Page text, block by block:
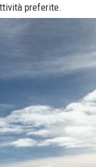
preferite.